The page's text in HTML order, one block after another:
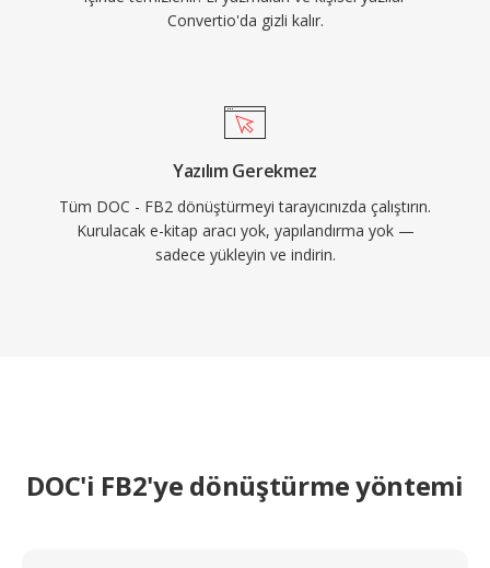
Convertio'da gizli kalır.
Yazılım Gerekmez
Tüm DOC - FB2 dönüştürmeyi tarayıcınızda çalıştırın.
Kurulacak e-kitap aracı yok, yapılandırma yok —
sadece yükleyin ve indirin.
DOC'i FB2'ye dönüştürme yöntemi